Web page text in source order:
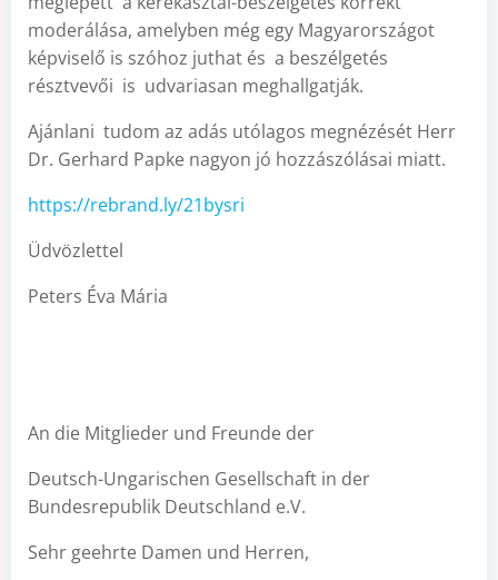
moderálása, amelyben még egy Magyarországot
képviselő is szóhoz juthat és a beszélgetés
résztvevői is udvariasan meghallgatják.
Ajánlani tudom az adás utólagos megnézését Herr
Dr. Gerhard Papke nagyon jó hozzászólásai miatt.
https://rebrand.ly/21bysri
Üdvözlettel
Peters Éva Mária
An die Mitglieder und Freunde der
Deutsch-Ungarischen Gesellschaft in der
Bundesrepublik Deutschland e.V.
Sehr geehrte Damen und Herren,